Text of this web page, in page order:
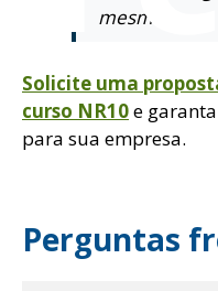
mesmo.
Solicite uma
curso NR10e
para sua empresa.
Perguntas